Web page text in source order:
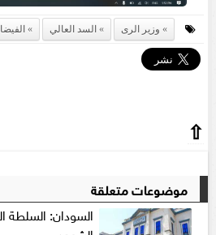
وزير الرى السد العالي
⇧
موضوعات متعلقة
السودان: السلطة